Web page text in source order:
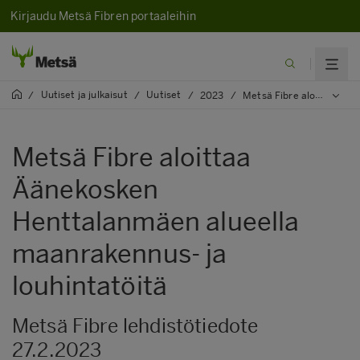
Kirjaudu Metsä Fibren portaaleihin
/ Uutiset ja julkaisut / Uutiset / 2023 / Metsä Fibre aloittaa Äänekosken Henttalanmäen alueella maanrakennus- ja louhintatöitä
Metsä Fibre aloittaa
Äänekosken
Henttalanmäen alueella
maanrakennus- ja
louhintatöitä
Metsä Fibre lehdistötiedote
27.2.2023